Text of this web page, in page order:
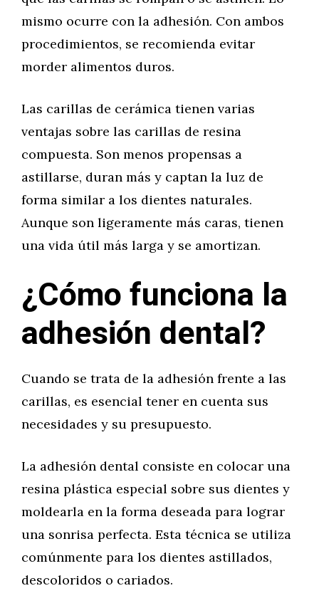
mismo ocurre con la adhesión. Con ambos
procedimientos, se recomienda evitar
morder alimentos duros.
Las carillas de cerámica tienen varias
ventajas sobre las carillas de resina
compuesta. Son menos propensas a
astillarse, duran más y captan la luz de
forma similar a los dientes naturales.
Aunque son ligeramente más caras, tienen
una vida útil más larga y se amortizan.
¿Cómo funciona la
adhesión dental?
Cuando se trata de la adhesión frente a las
carillas, es esencial tener en cuenta sus
necesidades y su presupuesto.
La adhesión dental consiste en colocar una
resina plástica especial sobre sus dientes y
moldearla en la forma deseada para lograr
una sonrisa perfecta. Esta técnica se utiliza
comúnmente para los dientes astillados,
descoloridos o cariados.